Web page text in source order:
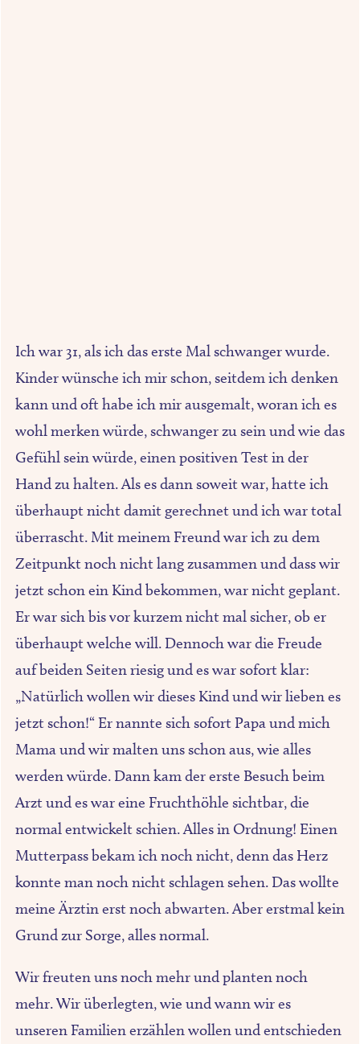
Ich war 31, als ich das erste Mal schwanger wurde.
Kinder wünsche ich mir schon, seitdem ich denken
kann und oft habe ich mir ausgemalt, woran ich es
wohl merken würde, schwanger zu sein und wie das
Gefühl sein würde, einen positiven Test in der
Hand zu halten. Als es dann soweit war, hatte ich
überhaupt nicht damit gerechnet und ich war total
überrascht. Mit meinem Freund war ich zu dem
Zeitpunkt noch nicht lang zusammen und dass wir
jetzt schon ein Kind bekommen, war nicht geplant.
Er war sich bis vor kurzem nicht mal sicher, ob er
überhaupt welche will. Dennoch war die Freude
auf beiden Seiten riesig und es war sofort klar:
„Natürlich wollen wir dieses Kind und wir lieben es
jetzt schon!“ Er nannte sich sofort Papa und mich
Mama und wir malten uns schon aus, wie alles
werden würde. Dann kam der erste Besuch beim
Arzt und es war eine Fruchthöhle sichtbar, die
normal entwickelt schien. Alles in Ordnung! Einen
Mutterpass bekam ich noch nicht, denn das Herz
konnte man noch nicht schlagen sehen. Das wollte
meine Ärztin erst noch abwarten. Aber erstmal kein
Grund zur Sorge, alles normal.
Wir freuten uns noch mehr und planten noch
mehr. Wir überlegten, wie und wann wir es
unseren Familien erzählen wollen und entschieden